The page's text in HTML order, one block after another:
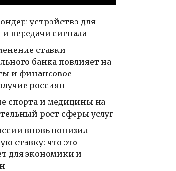
устройство для
передачи сигнала
ставки
банка повлияет на
и финансовое
россиян
спорта и медицины на
рост сферы услуг
вновь понизил
ставку: что это
для экономики и